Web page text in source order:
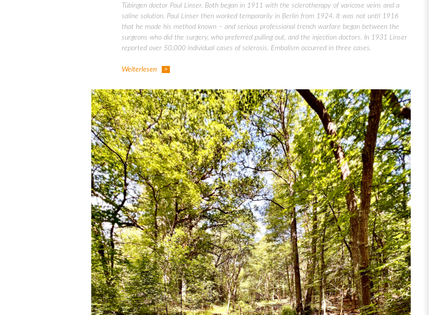
Tübingen doctor Paul Linser. Both began in 1911 with the sclerotherapy of varicose veins and a
saline solution. Paul Linser then worked temporarily in Berlin from 1924. It was not until 1916
that he made his method known – and serious professional trench warfare began between the
surgeons who did the surgery, who preferred pulling out, and the injection doctors. In 1931 Linser
reported over 50,000 individual cases of sclerosis. Embolism occurred in three cases.
Weiterlesen